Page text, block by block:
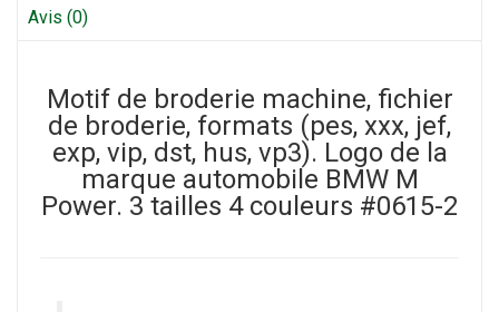
Avis (0)
Motif de broderie machine, fichier
de broderie, formats (pes, xxx, jef,
exp, vip, dst, hus, vp3). Logo de la
marque automobile BMW M
Power. 3 tailles 4 couleurs #0615-2